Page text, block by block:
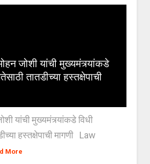
जोशी यांची मुख्यमंत्र्यांकडे
तातडीच्या हस्तक्षेपाची
यांची मुख्यमंत्र्यांकडे विधी
हस्तक्षेपाची मागणी Law
More